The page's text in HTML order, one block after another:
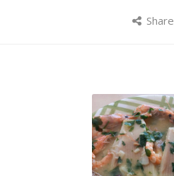
Share